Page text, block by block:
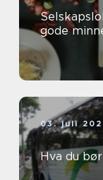
gode
03. juli
Hva du